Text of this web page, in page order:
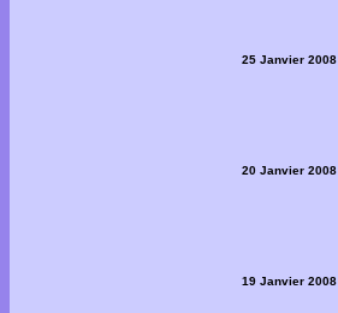
25 Janvier 2008
20 Janvier 2008
19 Janvier 2008